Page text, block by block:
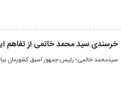
خرسندی سید محمد خاتمی از ﺗﻔﺎﻫﻢ
سیدمحمد خاتمی؛ رئیس جمهور اسبق کشورمان